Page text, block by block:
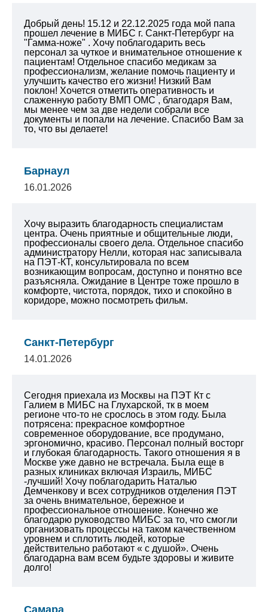
Добрый день! 15.12 и 22.12.2025 года мой папа
прошел лечение в МИБС г. Санкт-Петербург на
"Гамма-ноже" . Хочу поблагодарить весь
персонал за чуткое и внимательное отношение к
пациентам! Отдельное спасибо медикам за
профессионализм, желание помочь пациенту и
улучшить качество его жизни! Низкий Вам
поклон! Хочется отметить оперативность и
слаженную работу ВМП ОМС , благодаря Вам,
мы менее чем за две недели собрали все
документы и попали на лечение. Спасибо Вам за
то, что вы делаете!
Барнаул
16.01.2026
Хочу выразить благодарность специалистам
центра. Очень приятные и общительные люди,
профессионалы своего дела. Отдельное спасибо
администратору Нелли, которая нас записывала
на ПЭТ-КТ, консультировала по всем
возникающим вопросам, доступно и понятно все
разъясняла. Ожидание в Центре тоже прошло в
комфорте, чистота, порядок, тихо и спокойно в
коридоре, можно посмотреть фильм.
Санкт-Петербург
14.01.2026
Сегодня приехала из Москвы на ПЭТ Кт с
Галием в МИБС на Глухарской, тк в моем
регионе что-то не срослось в этом году. Была
потрясена: прекрасное комфортное
современное оборудование, все продумано,
эргономично, красиво. Персонал полный восторг
и глубокая благодарность. Такого отношения я в
Москве уже давно не встречала. Была еще в
разных клиниках включая Израиль, МИБС
-лучший! Хочу поблагодарить Наталью
Демченкову и всех сотрудников отделения ПЭТ
за очень внимательное, бережное и
профессиональное отношение. Конечно же
благодарю руководство МИБС за то, что смогли
организовать процессы на таком качественном
уровнем и сплотить людей, которые
действительно работают « с душой». Очень
благодарна вам всем будьте здоровы и живите
долго!
Самара